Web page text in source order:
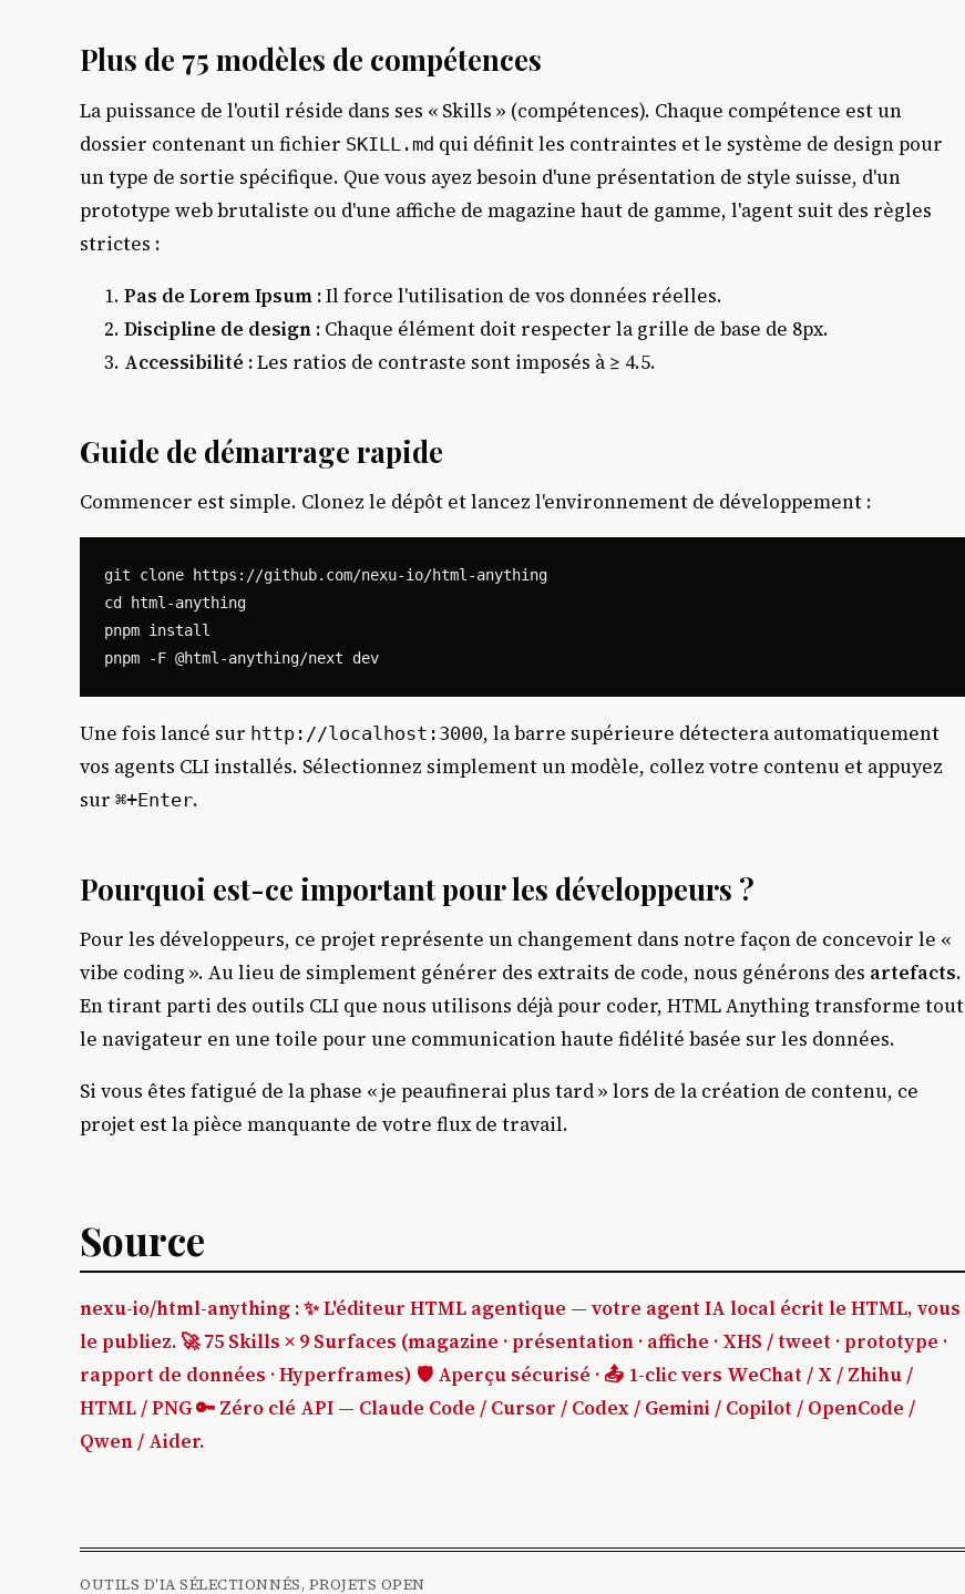
Plus de 75 modèles de compétences
La puissance de l'outil réside dans ses « Skills » (compétences). Chaque compétence est un
dossier contenant un fichier SKILL.md qui définit les contraintes et le système de design pour
un type de sortie spécifique. Que vous ayez besoin d'une présentation de style suisse, d'un
prototype web brutaliste ou d'une affiche de magazine haut de gamme, l'agent suit des règles
strictes :
Pas de Lorem Ipsum :Il force l'utilisation de vos données réelles.
Discipline de design : Chaque élément doit respecter la grille de base de 8px.
Accessibilité :Les ratios de contraste sont imposés à ≥ 4.5.
Guide de démarrage rapide
Commencer est simple. Clonez le dépôt et lancez l'environnement de développement :
git clone https://github.com/nexu-io/html-anything
cd html-anything
pnpm install
Une fois lancé sur http://localhost:3000, la barre supérieure détectera automatiquement
vos agents CLI installés. Sélectionnez simplement un modèle, collez votre contenu et appuyez
sur ⌘+Enter.
Pourquoi est-ce important pour les développeurs ?
Pour les développeurs, ce projet représente un changement dans notre façon de concevoir le «
vibe coding ». Au lieu de simplement générer des extraits de code, nous générons des artefacts.
En tirant parti des outils CLI que nous utilisons déjà pour coder, HTML Anything transforme tout
le navigateur en une toile pour une communication haute fidélité basée sur les données.
Si vous êtes fatigué de la phase « je peaufinerai plus tard » lors de la création de contenu, ce
projet est la pièce manquante de votre flux de travail.
Source
nexu-io/html-anything : ✨ L'éditeur HTML agentique — votre agent IA local écrit le HTML, vous
le publiez. 🚀 75 Skills × 9 Surfaces (magazine · présentation · affiche · XHS / tweet · prototype ·
rapport de données · Hyperframes) 🛡️ Aperçu sécurisé · 📤 1-clic vers WeChat / X / Zhihu /
HTML / PNG 🔑 Zéro clé API — Claude Code / Cursor / Codex / Gemini / Copilot / OpenCode /
Qwen / Aider.
OUTILS D'IA SÉLECTIONNÉS, PROJETS OPEN